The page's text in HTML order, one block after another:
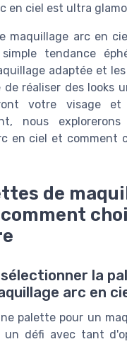
en ciel est ultra
maquillage arc en
tendance
adaptée et les
de réaliser des looks
votre visage et
nous
en ciel et comment
de
la
arc en
palette pour un
un défi avec tant